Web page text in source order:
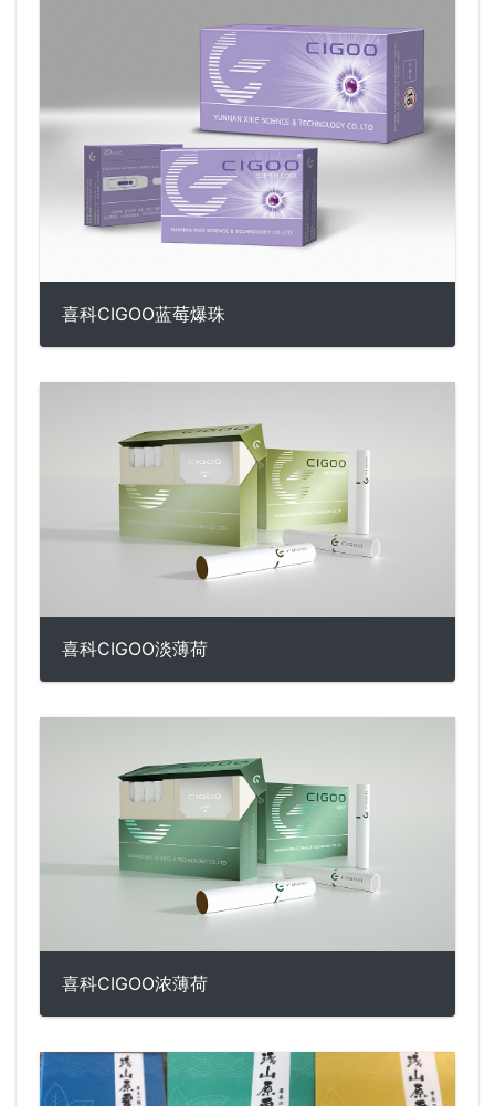
喜科CIGOO蓝莓爆珠
喜科CIGOO淡薄荷
喜科CIGOO浓薄荷